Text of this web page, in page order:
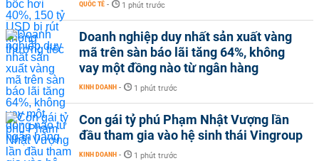
QUỐC TẾ - 1 phút trước
Doanh nghiệp duy nhất sản xuất vàng
mã trên sàn báo lãi tăng 64%, không
vay một đồng nào từ ngân hàng
KINH DOANH - 1 phút trước
Con gái tỷ phú Phạm Nhật Vượng lần
đầu tham gia vào hệ sinh thái Vingroup
KINH DOANH - 1 phút trước